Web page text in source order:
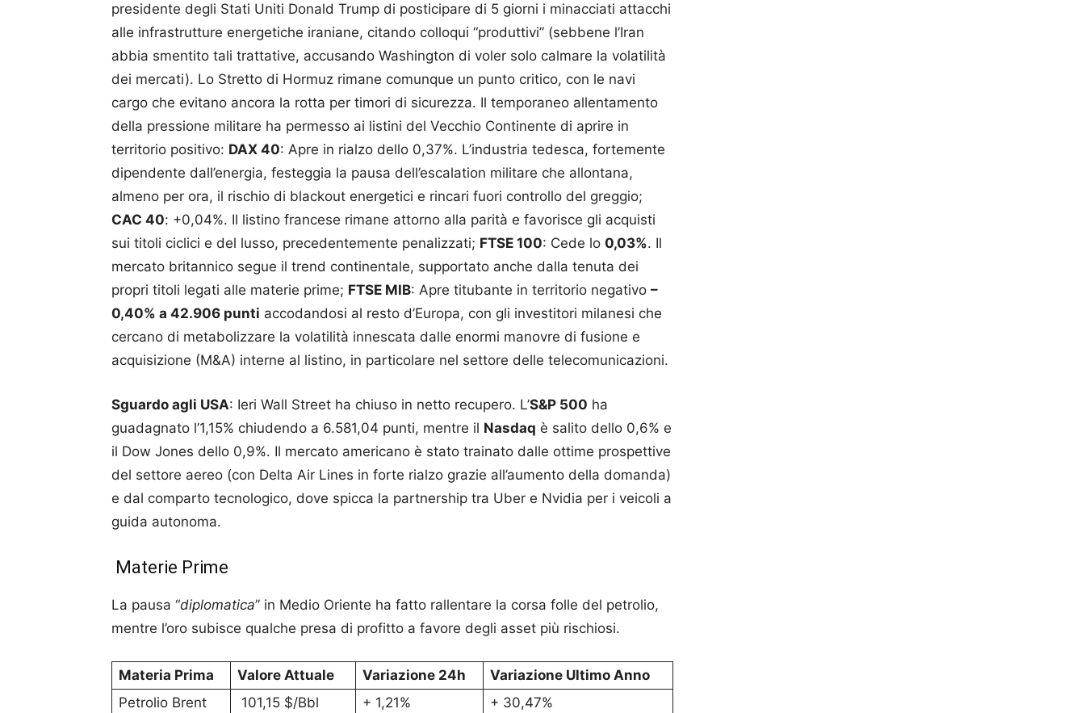
presidente degli Stati Uniti Donald Trump di posticipare di 5 giorni i minacciati attacchi
alle infrastrutture energetiche iraniane, citando colloqui “produttivi” (sebbene l’Iran
abbia smentito tali trattative, accusando Washington di voler solo calmare la volatilità
dei mercati). Lo Stretto di Hormuz rimane comunque un punto critico, con le navi
cargo che evitano ancora la rotta per timori di sicurezza. Il temporaneo allentamento
della pressione militare ha permesso ai listini del Vecchio Continente di aprire in
territorio positivo: DAX 40: Apre in rialzo dello 0,37%. L’industria tedesca, fortemente
dipendente dall’energia, festeggia la pausa dell’escalation militare che allontana,
almeno per ora, il rischio di blackout energetici e rincari fuori controllo del greggio;
CAC 40: +0,04%. Il listino francese rimane attorno alla parità e favorisce gli acquisti
sui titoli ciclici e del lusso, precedentemente penalizzati; FTSE 100: Cede lo 0,03%. Il
mercato britannico segue il trend continentale, supportato anche dalla tenuta dei
propri titoli legati alle materie prime; FTSE MIB: Apre titubante in territorio negativo –
0,40% a 42.906 punti accodandosi al resto d’Europa, con gli investitori milanesi che
cercano di metabolizzare la volatilità innescata dalle enormi manovre di fusione e
acquisizione (M&A) interne al listino, in particolare nel settore delle telecomunicazioni.
Sguardo agli USA: Ieri Wall Street ha chiuso in netto recupero. L’S&P 500 ha
guadagnato l’1,15% chiudendo a 6.581,04 punti, mentre il Nasdaq è salito dello 0,6% e
il Dow Jones dello 0,9%. Il mercato americano è stato trainato dalle ottime prospettive
del settore aereo (con Delta Air Lines in forte rialzo grazie all’aumento della domanda)
e dal comparto tecnologico, dove spicca la partnership tra Uber e Nvidia per i veicoli a
guida autonoma.
Materie Prime
La pausa “diplomatica” in Medio Oriente ha fatto rallentare la corsa folle del petrolio,
mentre l’oro subisce qualche presa di profitto a favore degli asset più rischiosi.
Materia Prima Valore Attuale Variazione 24h
Variazione Ultimo Anno
Petrolio Brent
101,15 $/Bbl + 1,21%
+ 30,47%